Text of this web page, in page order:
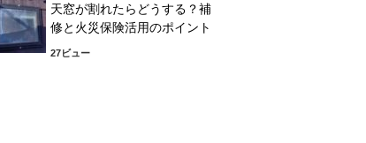
天窓が割れたらどうする？補
修と火災保険活用のポイント
27ビュー